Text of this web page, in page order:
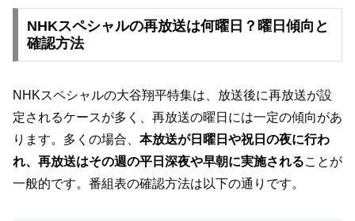
NHKスペシャルの再放送は何曜日？曜日傾向と
確認方法
NHKスペシャルの大谷翔平特集は、放送後に再放送が設
定されるケースが多く、再放送の曜日には一定の傾向があ
ります。多くの場合、 本放送が日曜日や祝日の夜に行わ
れ、再放送はその週の平日深夜や早朝に実施されることが
一般的です。番組表の確認方法は以下の通りです。